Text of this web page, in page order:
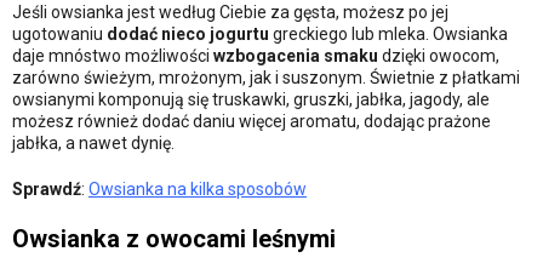
Jeśli owsianka jest według Ciebie za gęsta, możesz po jej
ugotowaniu dodać nieco jogurtu greckiego lub mleka. Owsianka
daje mnóstwo możliwości wzbogacenia smaku dzięki owocom,
zarówno świeżym, mrożonym, jak i suszonym. Świetnie z płatkami
owsianymi komponują się truskawki, gruszki, jabłka, jagody, ale
możesz również dodać daniu więcej aromatu, dodając prażone
jabłka, a nawet dynię.
Sprawdź: Owsianka na kilka sposobów
Owsianka z owocami leśnymi